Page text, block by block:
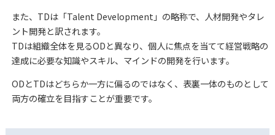
また、TDは「Talent Development」の略称で、人材開発やタレ
ント開発と訳されます。
TDは組織全体を見るODと異なり、個人に焦点を当てて経営戦略の
達成に必要な知識やスキル、マインドの開発を行います。
ODとTDはどちらか一方に偏るのではなく、表裏一体のものとして
両方の確立を目指すことが重要です。